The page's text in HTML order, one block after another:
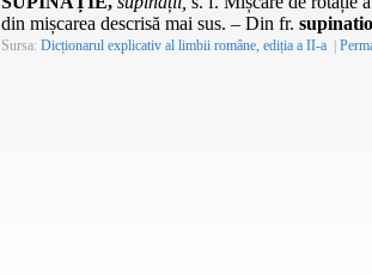
din mișcarea descrisă mai sus. – Din fr.
Sursa: Dicționarul explicativ al limbii române, ediția a II-a |